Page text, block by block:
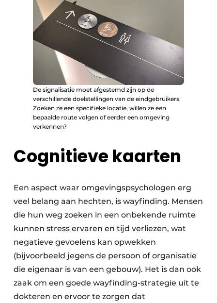
De signalisatie moet afgestemd zijn op de
verschillende doelstellingen van de eindgebruikers.
Zoeken ze een specifieke locatie, willen ze een
bepaalde route volgen of eerder een omgeving
verkennen?
Cognitieve kaarten
Een aspect waar omgevingspsychologen erg
veel belang aan hechten, is wayfinding. Mensen
die hun weg zoeken in een onbekende ruimte
kunnen stress ervaren en tijd verliezen, wat
negatieve gevoelens kan opwekken
(bijvoorbeeld jegens de persoon of organisatie
die eigenaar is van een gebouw). Het is dan ook
zaak om een goede wayfinding-strategie uit te
dokteren en ervoor te zorgen dat